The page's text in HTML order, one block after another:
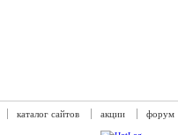
каталог сайтов акции форум